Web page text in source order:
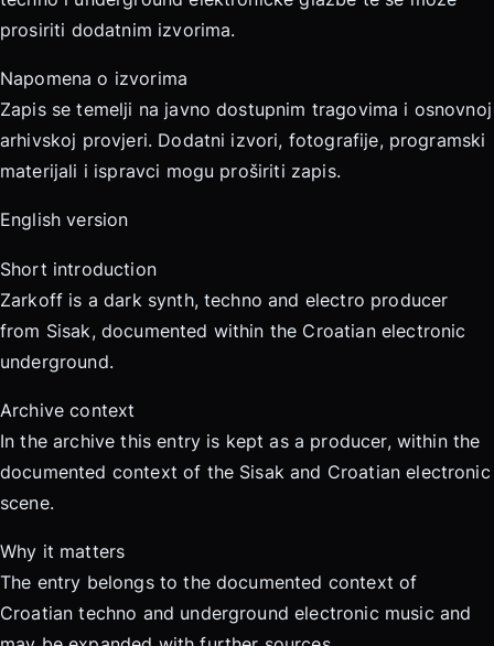
prosiriti dodatnim izvorima.
Napomena o izvorima
Zapis se temelji na javno dostupnim tragovima i osnovnoj
arhivskoj provjeri. Dodatni izvori, fotografije, programski
materijali i ispravci mogu proširiti zapis.
English version
Short introduction
Zarkoff is a dark synth, techno and electro producer
from Sisak, documented within the Croatian electronic
underground.
Archive context
In the archive this entry is kept as a producer, within the
documented context of the Sisak and Croatian electronic
scene.
Why it matters
The entry belongs to the documented context of
Croatian techno and underground electronic music and